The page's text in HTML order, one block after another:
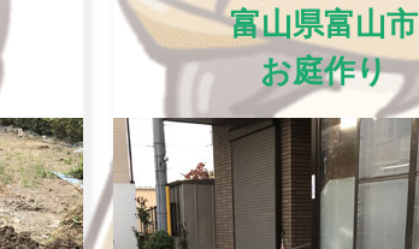
富山県富山市
お庭作り